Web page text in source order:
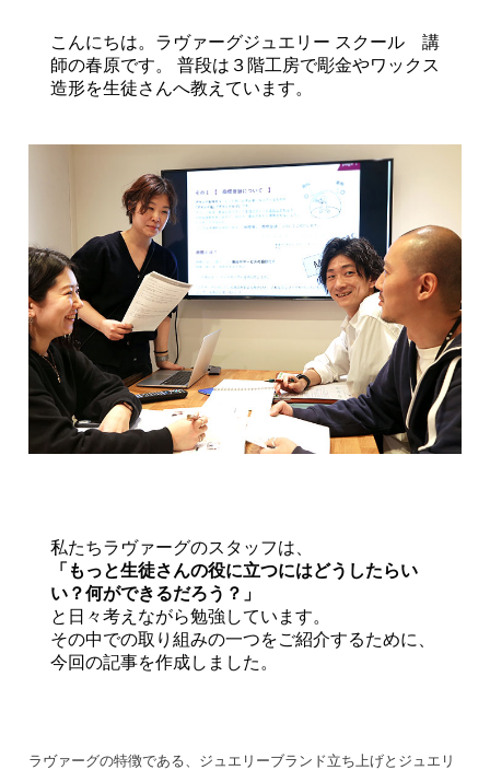
こんにちは。ラヴァーグジュエリー スクール 講
師の春原です。 普段は３階工房で彫金やワックス
造形を生徒さんへ教えています。
私たちラヴァーグのスタッフは、
「もっと生徒さんの役に立つにはどうしたらい
い？何ができるだろう？」
と日々考えながら勉強しています。
その中での取り組みの一つをご紹介するために、
今回の記事を作成しました。
ラヴァーグの特徴である、ジュエリーブランド立ち上げとジュエリ